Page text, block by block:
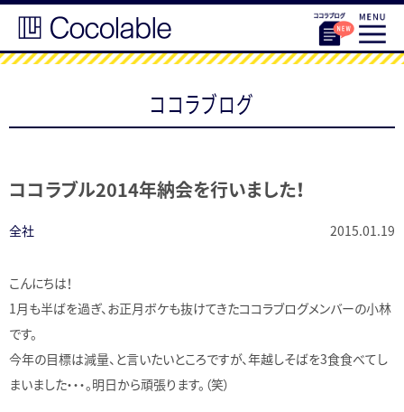
ココラブログ
ココラブル2014年納会を行いました！
全社 2015.01.19
こんにちは！
1月も半ばを過ぎ、お正月ボケも抜けてきたココラブログメンバーの小林
です。
今年の目標は減量、と言いたいところですが、年越しそばを3食食べてし
まいました・・・。明日から頑張ります。（笑）